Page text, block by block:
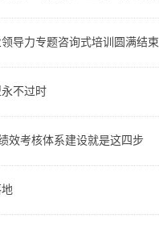
导力专题咨询式培训圆满结束
不过时
效考核体系建设就是这四步